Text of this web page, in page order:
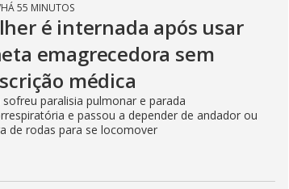
HÁ 55 MINUTOS
é internada após usar
emagrecedora sem
médica
sofreu paralisia pulmonar e parada
e passou a depender de andador ou
de rodas para se locomover